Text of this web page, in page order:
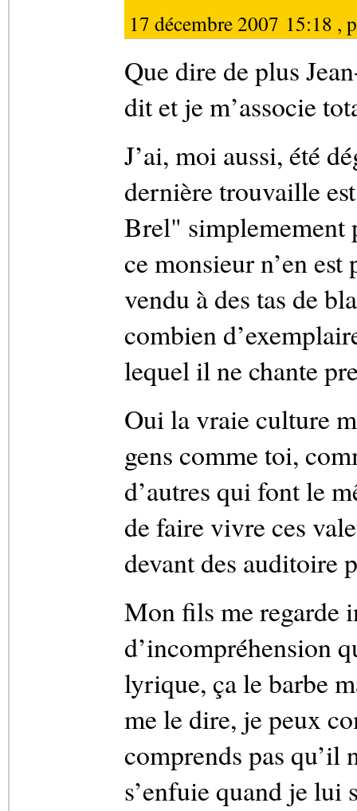
17 décembre 2007 15:18 ,
Que dire de plus
dit et je m’associe
J’ai, moi aussi, été
dernière trouvaille
Brel" simplemement
ce monsieur n’en
vendu à des tas de
combien
lequel il ne chante
Oui la vraie culture
gens comme toi,
d’autres qui font le
de faire vivre ces
devant des auditoire
Mon fils me regarde
d’incompréhension
lyrique, ça le barbe
me le dire, je peux
comprends pas qu’il
s’enfuie quand je lui